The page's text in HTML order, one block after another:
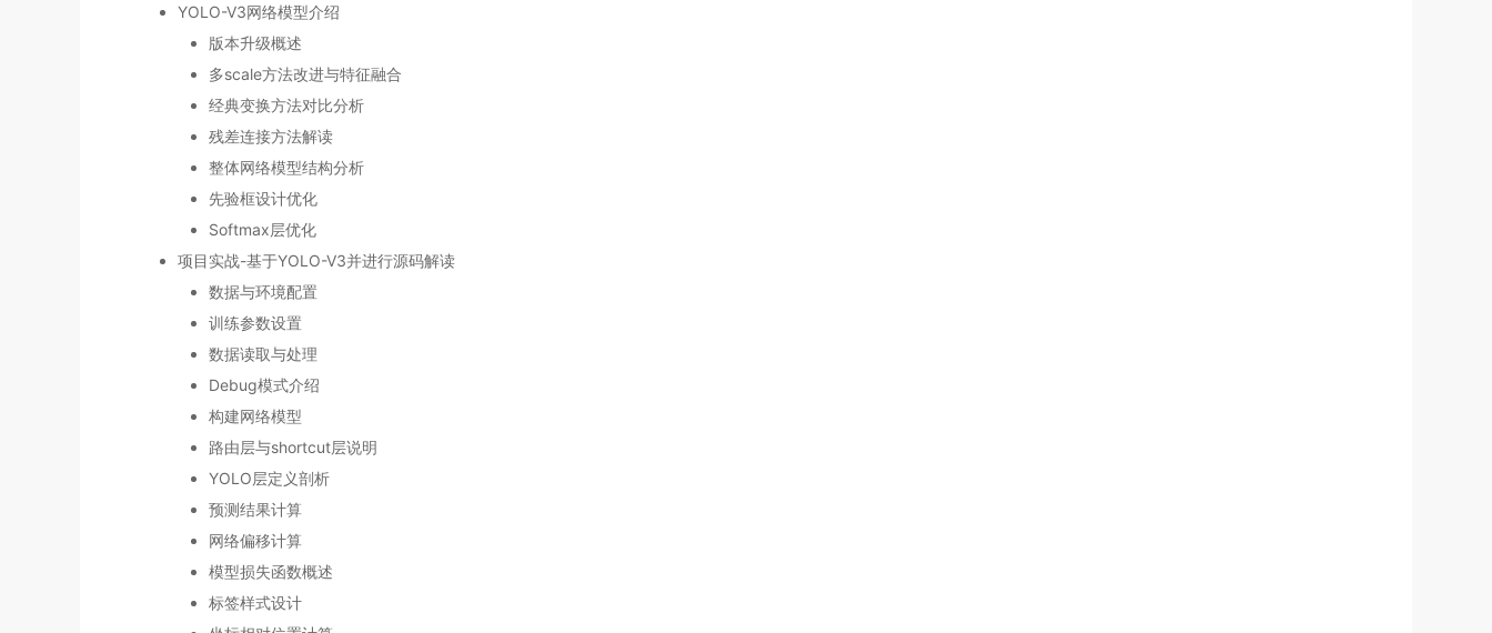
YOLO-V3网络模型介绍
版本升级概述
多scale方法改进与特征融合
经典变换方法对比分析
残差连接方法解读
整体网络模型结构分析
先验框设计优化
Softmax层优化
项目实战-基于YOLO-V3并进行源码解读
数据与环境配置
训练参数设置
数据读取与处理
Debug模式介绍
构建网络模型
路由层与shortcut层说明
YOLO层定义剖析
预测结果计算
网络偏移计算
模型损失函数概述
标签样式设计